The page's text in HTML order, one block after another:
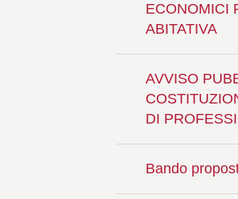
ECONOMICI
ABITATIVA
AVVISO
DI
Bando